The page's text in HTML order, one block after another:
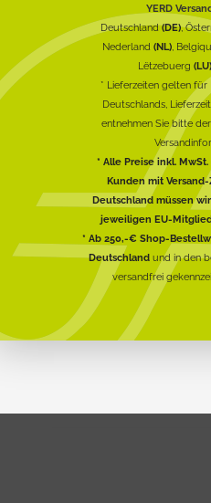
YERD
Deutschland(DE),
Nederland (NL),
Lëtzebuerg (LU)
* Lieferzeiten gelten
Deutschlands,
entnehmen Sie bitte
* Alle Preise inkl. MwSt.
Kunden mit
Deutschland müssen
jeweiligen EU-
* Ab 250,-€ Shop-
Deutschlandund in den
versandfrei